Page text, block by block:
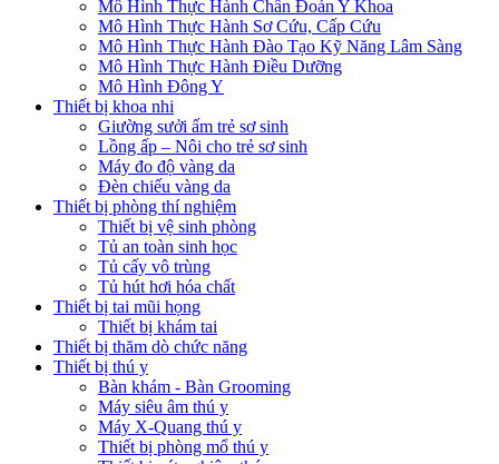
Mô Hình Thực Hành Chẩn Đoán Y Khoa
Mô Hình Thực Hành Sơ Cứu, Cấp Cứu
Mô Hình Thực Hành Đào Tạo Kỹ Năng Lâm Sàng
Mô Hình Thực Hành Điều Dưỡng
Mô Hình Đông Y
Thiết bị khoa nhi
Giường sưởi ấm trẻ sơ sinh
Lồng ấp – Nôi cho trẻ sơ sinh
Máy đo độ vàng da
Đèn chiếu vàng da
Thiết bị phòng thí nghiệm
Thiết bị vệ sinh phòng
Tủ an toàn sinh học
Tủ cấy vô trùng
Tủ hút hơi hóa chất
Thiết bị tai mũi họng
Thiết bị khám tai
Thiết bị thăm dò chức năng
Thiết bị thú y
Bàn khám - Bàn Grooming
Máy siêu âm thú y
Máy X-Quang thú y
Thiết bị phòng mổ thú y